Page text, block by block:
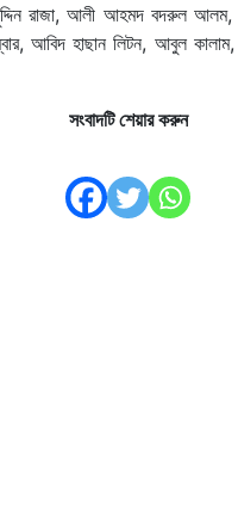
রাজা, আলী আহমদ বদরুল
আবিদ হাছান লিটন, আবুল
সংবাদটি শেয়ার করুন